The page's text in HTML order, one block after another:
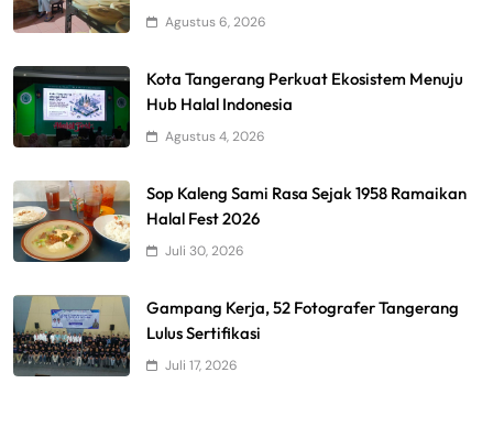
Agustus 6, 2026
Kota Tangerang Perkuat Ekosistem Menuju
Hub Halal Indonesia
Agustus 4, 2026
Sop Kaleng Sami Rasa Sejak 1958 Ramaikan
Halal Fest 2026
Juli 30, 2026
Gampang Kerja, 52 Fotografer Tangerang
Lulus Sertifikasi
Juli 17, 2026